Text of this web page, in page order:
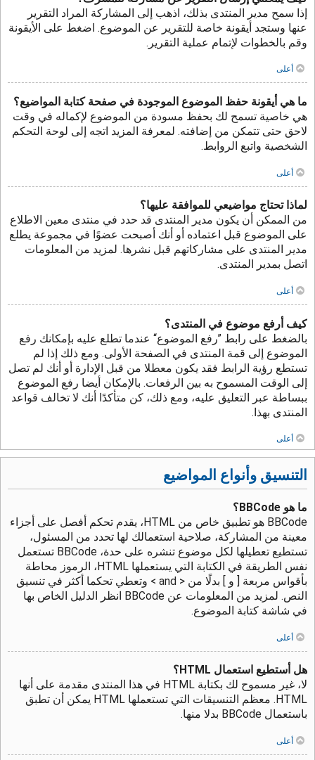
إذا سمح مدير المنتدى بذلك، اذهب إلى المشاركة المراد التقرير
عنها وستجد أيقونة خاصة للتقرير عن الموضوع. اضغط على الأيقونة
وقم بالخطوات لإتمام عملية التقرير.
أعلى
ما هي أيقونة حفظ الموضوع الموجودة في صفحة كتابة المواضيع؟
هي خاصية تسمح لك بحفظ مسودة من الموضوع لإكماله في وقت
لاحق حتى تتمكن من إضافته. لمعرفة المزيد اتجه إلى لوحة التحكم
الشخصية واتبع الروابط.
أعلى
لماذا تحتاج مواضيعي للموافقة عليها؟
من الممكن أن يكون مدير المنتدى قد حدد في منتدى معين الاطلاع
على الموضوع قبل اعتماده أو أنك أصبحت عضوًا في مجموعة يطلع
مدير المنتدى على مشاركاتهم قبل نشرها. لمزيد من المعلومات
اتصل بمدير المنتدى.
أعلى
كيف أرفع موضوع في المنتدى؟
بالضغط على رابط ”رفع الموضوع“ عندما تطلع عليه بإمكانك رفع
الموضوع إلى قمة المنتدى في الصفحة الأولى. ومع ذلك إذا لم
تستطع رؤية الرابط فقد يكون معطلا من قبل الإدارة أو أنك لم تصل
إلى الوقت المسموح به بين الرفعات. بالإمكان أيضا رفع الموضوع
ببساطة عبر التعليق عليه، ومع ذلك، كن متأكدًا أنك لا تخالف قواعد
المنتدى بهذا.
أعلى
التنسيق وأنواع المواضيع
ما هو BBCode؟
BBCode هو تطبيق خاص من HTML، يقدم تحكم أفصل على أجزاء
معينة من المشاركة، صلاحية استعمالك لها تحدد من المسئول،
تستطيع تعطيلها لكل موضوع تنشره على حدة، BBCode تستعمل
نفس الطريقة في الكتابة التي يستعملها HTML، الرموز محاطة
بأقواس مربعة [ و ] بدلًا من < and > وتعطي تحكما أكثر في تنسيق
النص. لمزيد من المعلومات عن BBCode انظر الدليل الخاص بها
في شاشة كتابة الموضوع.
أعلى
هل أستطيع استعمال HTML؟
لا، غير مسموح لك بكتابة HTML في هذا المنتدى مقدمة على أنها
HTML. معظم التنسيقات التي تستعملها HTML يمكن أن تطبق
باستعمال BBCode بدلا منها.
أعلى